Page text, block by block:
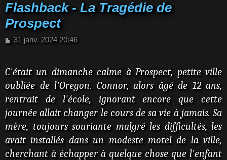
Flashback - La Tragédie de
Prospect
M
s
a
g
31 janv. 2024 20:46
C'était un dimanche calme à Prospect, petite ville
oubliée de l'Oregon. Connor, alors âgé de 12 ans,
rentrait de l'école, ignorant encore que cette
journée allait changer le cours de sa vie à jamais. Sa
mère, toujours souriante malgré les difficultés, les
avait installés dans un modeste motel de la ville,
cherchant à échapper à quelque chose que l'enfant